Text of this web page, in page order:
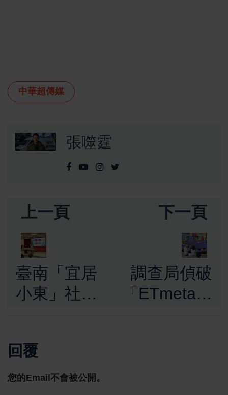
中華超傳媒
張噬霆
上一頁
臺南「宜居
小東」社宅
明會暖身宣
傳 提供申請
下一頁
調查局偵破
「ETmeta」
回覆
您的Email不會被公開。